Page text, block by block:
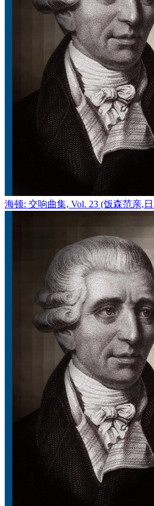
海顿: 交响曲集, Vol. 23 (饭森范亲,